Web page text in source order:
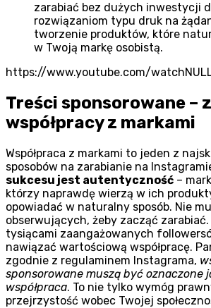
zarabiać bez dużych inwestycji
rozwiązaniom typu druk na
tworzenie produktów, które
w Twoją markę osobistą.
https://www.youtube.com/
Treści sponsorowane –
współpracy z markami
Współpraca z markami to jeden z
sposobów na zarabianie na
sukcesu jest autentyczność –
którzy naprawdę wierzą w ich
opowiadać w naturalny sposób. Nie
obserwujących, żeby zacząć
tysiącami zaangażowanych
nawiązać wartościową współpracę.
zgodnie z regulaminem Instagrama,
sponsorowane muszą być oznaczone
współpraca. To nie tylko wymóg
przejrzystość wobec Twojej